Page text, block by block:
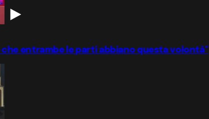
entrambe le parti abbiano questa volontà"